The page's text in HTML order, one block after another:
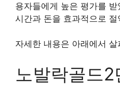
용자들에게 높은 평가를
시간과 돈을 효과적으로
자세한 내용은 아래에서 살
노발락골드2